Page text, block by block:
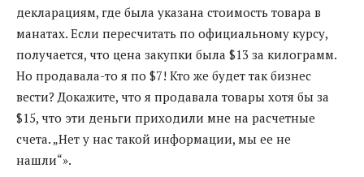
декларациям, где была указана стоимость товара в
манатах. Если пересчитать по официальному курсу,
получается, что цена закупки была $13 за килограмм.
Но продавала-то я по $7! Кто же будет так бизнес
вести? Докажите, что я продавала товары хотя бы за
$15, что эти деньги приходили мне на расчетные
счета. „Нет у нас такой информации, мы ее не
нашли“».